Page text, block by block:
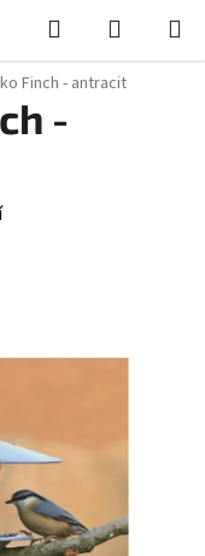
Hledat
KOŠÍK
Finch - antracit
-